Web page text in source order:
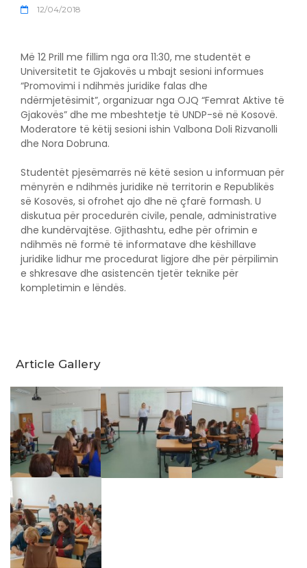
12/04/2018
Më 12 Prill me fillim nga ora 11:30, me studentët e
Universitetit te Gjakovës u mbajt sesioni informues
“Promovimi i ndihmës juridike falas dhe
ndërmjetësimit”, organizuar nga OJQ “Femrat Aktive të
Gjakovës” dhe me mbeshtetje të UNDP-së në Kosovë.
Moderatore të këtij sesioni ishin Valbona Doli Rizvanolli
dhe Nora Dobruna.
Studentët pjesëmarrës në këtë sesion u informuan për
mënyrën e ndihmës juridike në territorin e Republikës
së Kosovës, si ofrohet ajo dhe në çfarë formash. U
diskutua për procedurën civile, penale, administrative
dhe kundërvajtëse. Gjithashtu, edhe për ofrimin e
ndihmës në formë të informatave dhe këshillave
juridike lidhur me procedurat ligjore dhe për përpilimin
e shkresave dhe asistencën tjetër teknike për
kompletimin e lëndës.
Article Gallery